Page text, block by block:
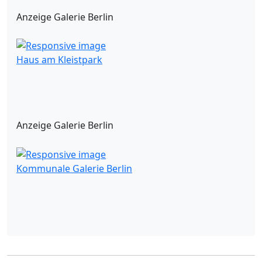
Anzeige Galerie Berlin
Haus am Kleistpark
Anzeige Galerie Berlin
Kommunale Galerie Berlin